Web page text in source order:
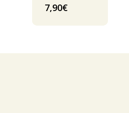
7,90€